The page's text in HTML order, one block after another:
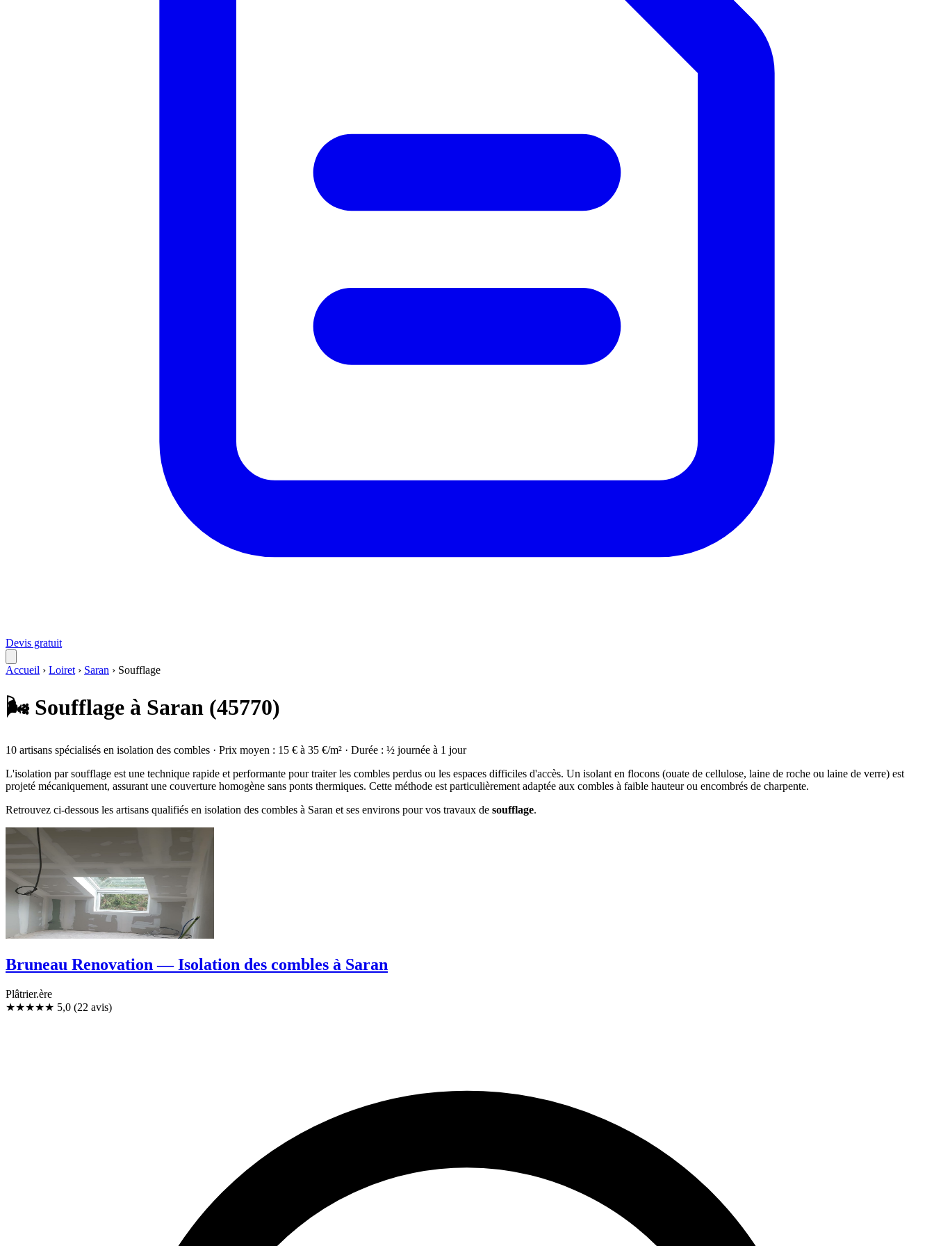
Devis gratuit
Accueil › Loiret › Saran › Soufflage
🌬️ Soufflage à Saran (45770)
10 artisans spécialisés en isolation des combles · Prix moyen : 15 € à 35 €/m² · Durée : ½ journée à 1 jour
L'isolation par soufflage est une technique rapide et performante pour traiter les combles perdus ou les espaces difficiles d'accès. Un isolant en flocons (ouate de cellulose, laine de roche ou laine de verre) est
projeté mécaniquement, assurant une couverture homogène sans ponts thermiques. Cette méthode est particulièrement adaptée aux combles à faible hauteur ou encombrés de charpente.
Retrouvez ci-dessous les artisans qualifiés en isolation des combles à Saran et ses environs pour vos travaux de soufflage.
Bruneau Renovation — Isolation des combles à Saran
Plâtrier.ère
★★★★★ 5,0 (22 avis)